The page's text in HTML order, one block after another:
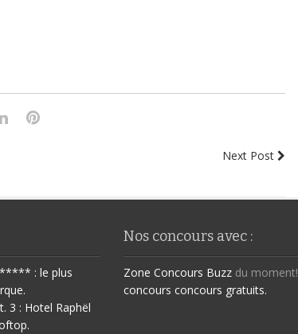
Next Post
: le plus
3 : Hotel Raphël
Nos concours avec :
Zone Concours Buzz du moment!
concours concours gratuits.